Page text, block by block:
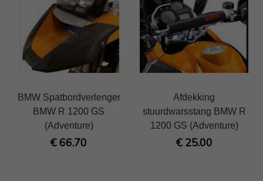
BMW Spatbordverlenger
BMW R 1200 GS
(Adventure)
€ 66.70
Afdekking
stuurdwarsstang BMW R
1200 GS (Adventure)
€ 25.00